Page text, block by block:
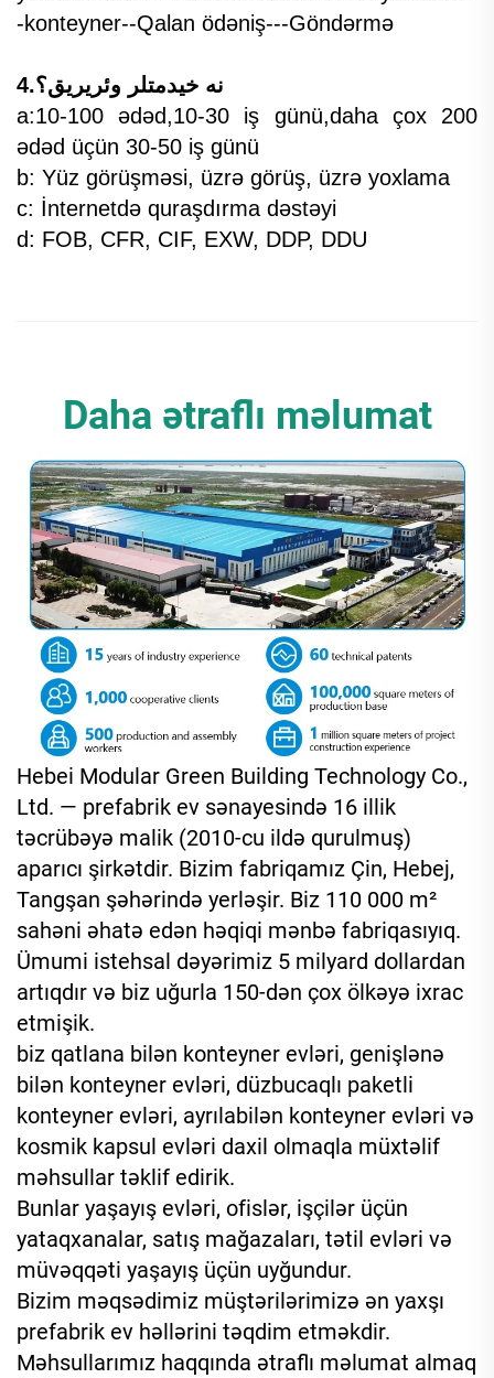
-konteyner--Qalan ödəniş---Göndərmə
4.نه خیدمتلر وئریریق؟
a:10-100 ədəd,10-30 iş günü,daha çox 200
ədəd üçün 30-50 iş günü
b: Yüz görüşməsi, üzrə görüş, üzrə yoxlama
c: İnternetdə quraşdırma dəstəyi
d: FOB, CFR, CIF, EXW, DDP, DDU
Daha ətraflı məlumat
Hebei Modular Green Building Technology Co.,
Ltd. — prefabrik ev sənayesində 16 illik
təcrübəyə malik (2010-cu ildə qurulmuş)
aparıcı şirkətdir. Bizim fabriqamız Çin, Hebej,
Tangşan şəhərində yerləşir. Biz 110 000 m²
sahəni əhatə edən həqiqi mənbə fabriqasıyıq.
Ümumi istehsal dəyərimiz 5 milyard dollardan
artıqdır və biz uğurla 150-dən çox ölkəyə ixrac
etmişik.
biz qatlana bilən konteyner evləri, genişlənə
bilən konteyner evləri, düzbucaqlı paketli
konteyner evləri, ayrılabilən konteyner evləri və
kosmik kapsul evləri daxil olmaqla müxtəlif
məhsullar təklif edirik.
Bunlar yaşayış evləri, ofislər, işçilər üçün
yataqxanalar, satış mağazaları, tətil evləri və
müvəqqəti yaşayış üçün uyğundur.
Bizim məqsədimiz müştərilərimizə ən yaxşı
prefabrik ev həllərini təqdim etməkdir.
Məhsullarımız haqqında ətraflı məlumat almaq